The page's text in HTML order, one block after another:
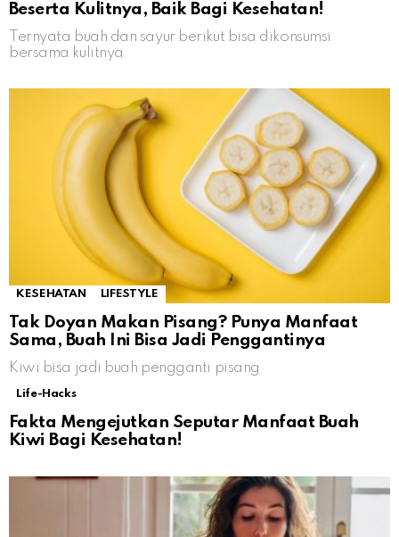
Beserta Kulitnya, Baik Bagi Kesehatan!
Ternyata buah dan sayur berikut bisa dikonsumsi
bersama kulitnya
KESEHATAN LIFESTYLE
Tak Doyan Makan Pisang? Punya Manfaat
Sama, Buah Ini Bisa Jadi Penggantinya
Kiwi bisa jadi buah pengganti pisang
Life-Hacks
Fakta Mengejutkan Seputar Manfaat Buah
Kiwi Bagi Kesehatan!